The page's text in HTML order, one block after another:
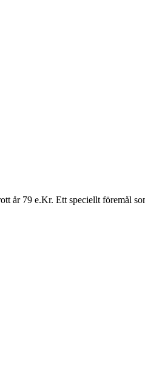
år 79 e.Kr. Ett speciellt föremål